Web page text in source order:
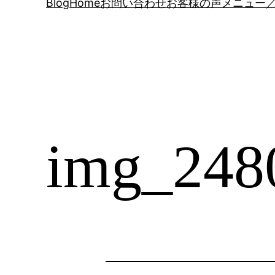
BlogHomeお問い合わせお客様の声 メニュー